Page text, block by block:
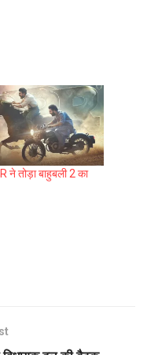
ने तोड़ा बाहुबली 2 का